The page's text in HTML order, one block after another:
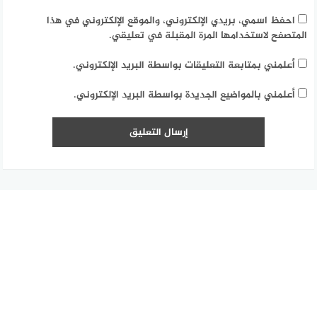
احفظ اسمي، بريدي الإلكتروني، والموقع الإلكتروني في هذا
المتصفح لاستخدامها المرة المقبلة في تعليقي.
أعلمني بمتابعة التعليقات بواسطة البريد الإلكتروني.
أعلمني بالمواضيع الجديدة بواسطة البريد الإلكتروني.